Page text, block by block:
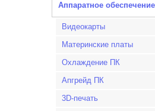
Аппаратное обеспечение
Видеокарты
Материнские платы
Охлаждение ПК
Апгрейд ПК
3D-печать